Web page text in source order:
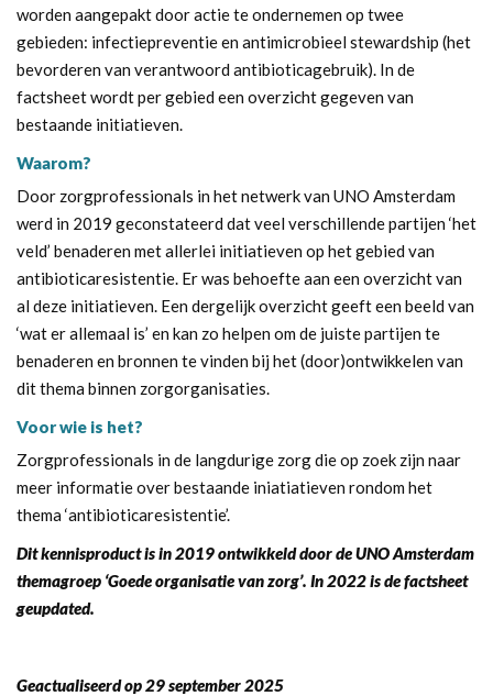
worden aangepakt door actie te ondernemen op twee
gebieden: infectiepreventie en antimicrobieel stewardship (het
bevorderen van verantwoord antibioticagebruik). In de
factsheet wordt per gebied een overzicht gegeven van
bestaande initiatieven.
Waarom?
Door zorgprofessionals in het netwerk van UNO Amsterdam
werd in 2019 geconstateerd dat veel verschillende partijen ‘het
veld’ benaderen met allerlei initiatieven op het gebied van
antibioticaresistentie. Er was behoefte aan een overzicht van
al deze initiatieven. Een dergelijk overzicht geeft een beeld van
‘wat er allemaal is’ en kan zo helpen om de juiste partijen te
benaderen en bronnen te vinden bij het (door)ontwikkelen van
dit thema binnen zorgorganisaties.
Voor wie is het?
Zorgprofessionals in de langdurige zorg die op zoek zijn naar
meer informatie over bestaande iniatiatieven rondom het
thema ‘antibioticaresistentie’.
Dit kennisproduct is in 2019 ontwikkeld door de UNO Amsterdam
themagroep ‘Goede organisatie van zorg’. In 2022 is de factsheet
geupdated.
Geactualiseerd op 29 september 2025